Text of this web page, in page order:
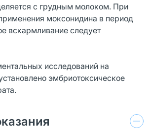
с грудным молоком. При
моксонидина в период
вскармливание следует
исследований на
эмбриотоксическое